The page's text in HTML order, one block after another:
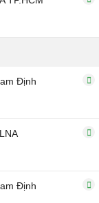
Định
Định